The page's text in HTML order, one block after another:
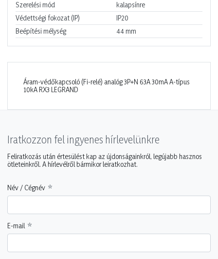
Szerelési mód
kalapsínre
Védettségi fokozat (IP)
IP20
Beépítési mélység
44 mm
Áram-védőkapcsoló (Fi-relé) analóg 3P+N 63A 30mA A-típus
10kA RX3 LEGRAND
Iratkozzon fel ingyenes hírlevelünkre
Feliratkozás után értesülést kap az újdonságainkról, legújabb hasznos
ötleteinkről. A hírlevélről bármikor leiratkozhat.
Név / Cégnév
E-mail